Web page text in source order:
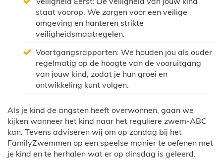
staat voorop. We zorgen voor een veilige
omgeving en hanteren strikte
veiligheidsmaatregelen.
Voortgangsrapporten: We houden jou als ouder
regelmatig op de hoogte van de vooruitgang
van jouw kind, zodat je hun groei en
ontwikkeling kunt volgen.
Als je kind de angsten heeft overwonnen, gaan we
kijken wanneer het kind naar het reguliere zwem-ABC
kan. Tevens adviseren wij om op zondag bij het
FamilyZwemmen op een speelse manier te oefenen met
je kind en te herhalen wat er op dinsdag is geleerd.